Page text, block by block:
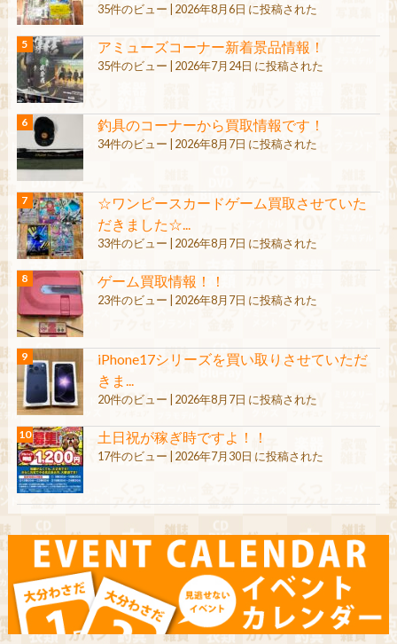
35件のビュー 2026年8月6日 に投稿された
アミューズコーナー新着景品情報！
35件のビュー 2026年7月24日 に投稿された
釣具のコーナーから買取情報です！
34件のビュー 2026年8月7日 に投稿された
☆ワンピースカードゲーム買取させていた
だきました☆...
33件のビュー 2026年8月7日 に投稿された
ゲーム買取情報！！
23件のビュー 2026年8月7日 に投稿された
iPhone17シリーズを買い取りさせていただ
きま...
20件のビュー 2026年8月7日 に投稿された
土日祝が稼ぎ時ですよ！！
17件のビュー 2026年7月30日 に投稿された